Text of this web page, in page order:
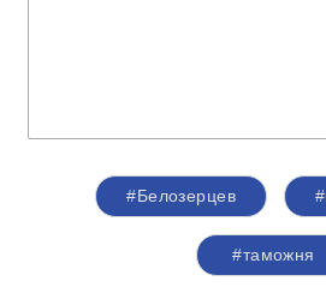
#Белозерцев
#таможня